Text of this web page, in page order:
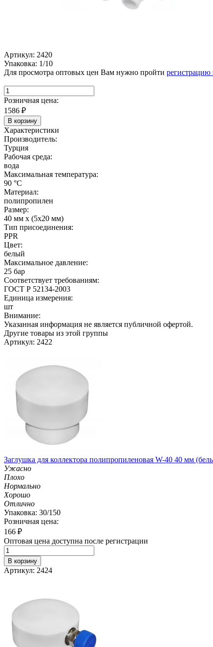
Артикул: 2420
Упаковка: 1/10
Для просмотра оптовых цен Вам нужно пройти регистрацию
Розничная цена:
1586 ₽
В корзину
Характеристики
Производитель:
Турция
Рабочая среда:
вода
Максимальная температура:
90 °C
Материал:
полипропилен
Размер:
40 мм х (5х20 мм)
Тип присоединения:
PPR
Цвет:
белый
Максимальное давление:
25 бар
Соответствует требованиям:
ГОСТ Р 52134-2003
Единица измерения:
шт
Внимание:
Указанная информация не является публичной офертой.
Другие товары из этой группы
Артикул: 2422
Заглушка для коллектора полипропиленовая W-40 40 мм
Ужасно
Плохо
Нормально
Хорошо
Отлично
Упаковка: 30/150
Розничная цена:
166 ₽
Оптовая цена доступна после регистрации
В корзину
Артикул: 2424